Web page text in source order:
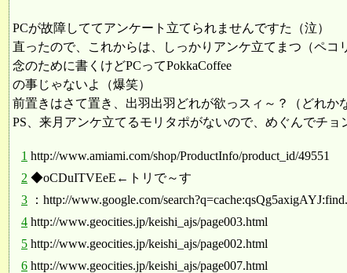
PCが故障しててアンケート立てられませんですた（泣）
直ったので、これからは、しっかりアンケ立てまつ（ペコ
念のために書くけどPCってPokkaCoffee
の事じゃないよ（爆笑）
前置きはさて置き、出羽出羽どれが欲っスィ～？（どれか
PS、来月アンケ立てるモリタポがないので、めぐんでチ
1 http://www.amiami.com/shop/ProductInfo/product_id/49551
2 ◆oCDuITVEeE←トリで～す
3
：http://www.google.com/
4 http://www.geocities.jp/keishi_ajs/page003.html
5 http://www.geocities.jp/keishi_ajs/page002.html
6 http://www.geocities.jp/keishi_ajs/page007.html